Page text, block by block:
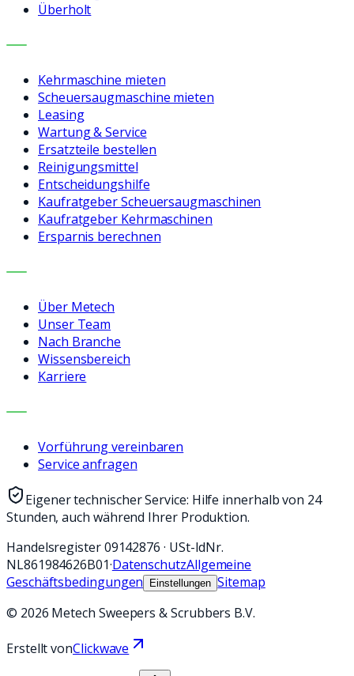
Überholt
LEISTUNGEN
Kehrmaschine mieten
Scheuersaugmaschine mieten
Leasing
Wartung & Service
Ersatzteile bestellen
Reinigungsmittel
Entscheidungshilfe
Kaufratgeber Scheuersaugmaschinen
Kaufratgeber Kehrmaschinen
Ersparnis berechnen
UNTERNEHMEN
Über Metech
Unser Team
Nach Branche
Wissensbereich
Karriere
KONTAKT
Vorführung vereinbaren
Service anfragen
Eigener technischer Service: Hilfe innerhalb von 24
Stunden, auch während Ihrer Produktion.
Handelsregister09142876 · USt-IdNr.
NL861984626B01·DatenschutzAllgemeine
Geschäftsbedingungen
Einstellungen Sitemap
© 2026 Metech Sweepers & Scrubbers B.V.
Erstellt vonClickwave